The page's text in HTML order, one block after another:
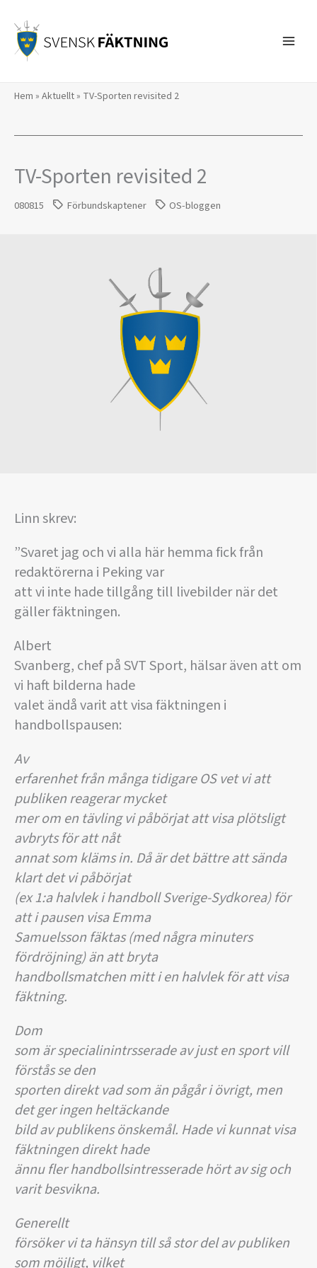
innehåll
Hem » Aktuellt» TV-Sporten revisited 2
TV-Sporten revisited 2
080815 Förbundskaptener OS-bloggen
Linn skrev:
”Svaret jag och vi alla här hemma fick från
redaktörerna i Peking var
att vi inte hade tillgång till livebilder när det
gäller fäktningen.
Albert
Svanberg, chef på SVT Sport, hälsar även att om
vi haft bilderna hade
valet ändå varit att visa fäktningen i
handbollspausen:
Av
erfarenhet från många tidigare OS vet vi att
publiken reagerar mycket
mer om en tävling vi påbörjat att visa plötsligt
avbryts för att nåt
annat som kläms in. Då är det bättre att sända
klart det vi påbörjat
(ex 1:a halvlek i handboll Sverige-Sydkorea) för
att i pausen visa Emma
Samuelsson fäktas (med några minuters
fördröjning) än att bryta
handbollsmatchen mitt i en halvlek för att visa
fäktning.
Dom
som är specialinintrsserade av just en sport vill
förstås se den
sporten direkt vad som än pågår i övrigt, men
det ger ingen heltäckande
bild av publikens önskemål. Hade vi kunnat visa
fäktningen direkt hade
ännu fler handbollsintresserade hört av sig och
varit besvikna.
Generellt
försöker vi ta hänsyn till så stor del av publiken
som möjligt, vilket